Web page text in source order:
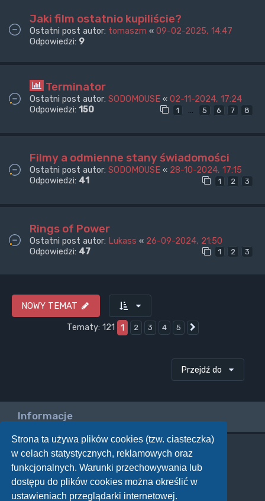
Strona ta używa plików cookies (tzw. ciasteczka)
w celach statystycznych, reklamowych oraz
funkcjonalnych. Warunki przechowywania lub
dostępu do plików cookies można określić w
ustawieniach przeglądarki internetowej.
Jaki film ostatnio kupiliście?
Ostatni post autor: tomaszm « 09-02-2025, 14:47
Odpowiedzi: 9
Terminator
Ostatni post autor: SODOMOUSE « 02-11-2024, 17:24
Odpowiedzi: 150 1 … 5 6 7 8
Filmy a odmienne stany świadomości
Ostatni post autor: SODOMOUSE « 28-10-2024, 17:15
Odpowiedzi: 41 1 2 3
Rings of Power
Ostatni post autor: Lukass « 26-09-2024, 21:50
Odpowiedzi: 47 1 2 3
NOWY TEMAT
Tematy: 121
1 2 3 4 5
Przejdź do
Informacje
Twoje uprawnienia na tym forum
Nie możesztworzyć nowych tematów
Nie możeszodpowiadać w tematach
Nie możesz zmieniać swoich postów